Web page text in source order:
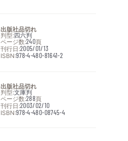
出版社品切れ
判型:四六判
ページ数:240頁
刊行日:2005/01/13
ISBN:978-4-480-81641-2
出版社品切れ
判型:文庫判
ページ数:288頁
刊行日:2003/02/10
ISBN:978-4-480-08745-4